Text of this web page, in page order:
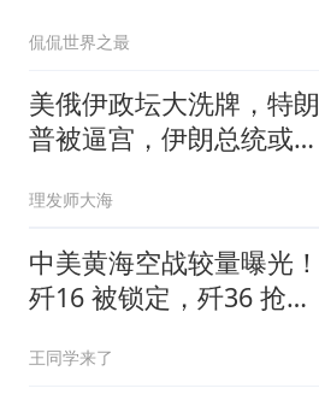
侃侃世界之最
美俄伊政坛大洗牌，特朗
普被逼宫，伊朗总统或下
理发师大海
中美黄海空战较量曝光！
歼16 被锁定，歼36 抢先
王同学来了